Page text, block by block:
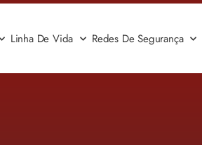
Linha De Vida Redes De Segurança